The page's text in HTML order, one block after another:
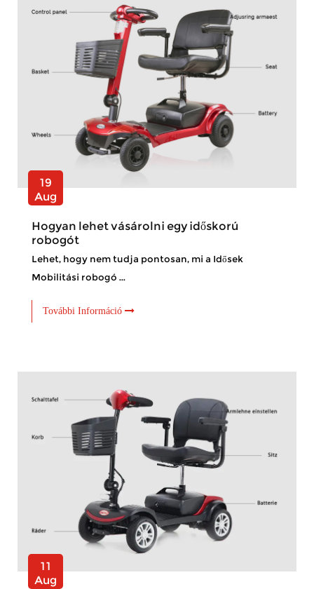
19
Aug
Hogyan lehet vásárolni egy időskorú
robogót
Lehet, hogy nem tudja pontosan, mi a Idősek
Mobilitási robogó ...
További Információ
11
Aug